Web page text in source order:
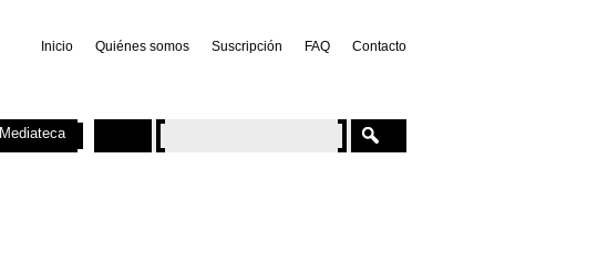
Inicio Quiénes somos Suscripción FAQ Contacto
Mediateca